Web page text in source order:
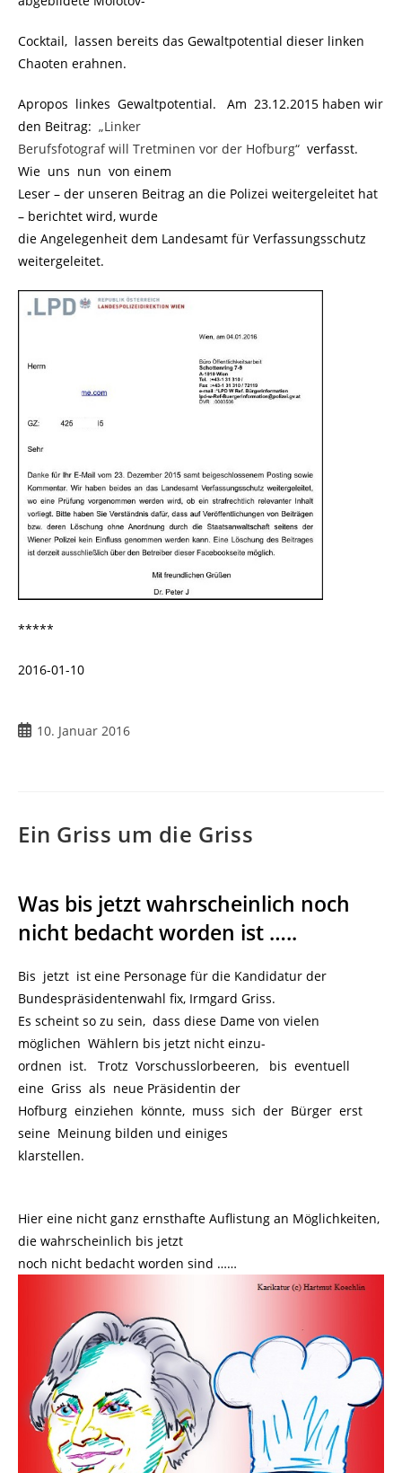
Cocktail, lassen bereits das Gewaltpotential dieser linken
Chaoten erahnen.
Apropos linkes Gewaltpotential. Am 23.12.2015 haben wir
den Beitrag: „Linker
Berufsfotograf will Tretminen vor der Hofburg“ verfasst.
Wie uns nun von einem
Leser – der unseren Beitrag an die Polizei weitergeleitet hat
– berichtet wird, wurde
die Angelegenheit dem Landesamt für Verfassungsschutz
weitergeleitet.
*****
2016-01-10
10. Januar 2016
Ein Griss um die Griss
Was bis jetzt wahrscheinlich noch
nicht bedacht worden ist …..
Bis jetzt ist eine Personage für die Kandidatur der
Bundespräsidentenwahl fix, Irmgard Griss.
Es scheint so zu sein, dass diese Dame von vielen
möglichen Wählern bis jetzt nicht einzu-
ordnen ist. Trotz Vorschusslorbeeren, bis eventuell
eine Griss als neue Präsidentin der
Hofburg einziehen könnte, muss sich der Bürger erst
seine Meinung bilden und einiges
klarstellen.
Hier eine nicht ganz ernsthafte Auflistung an Möglichkeiten,
die wahrscheinlich bis jetzt
noch nicht bedacht worden sind ……